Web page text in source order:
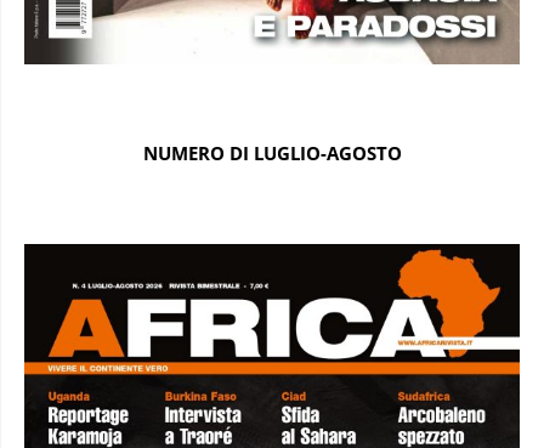
NUMERO DI LUGLIO-AGOSTO